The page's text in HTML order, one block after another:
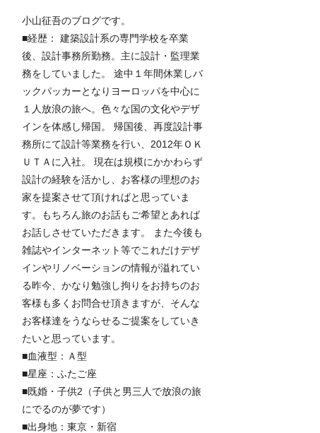
小山征吾のブログです。
■経歴： 建築設計系の専門学校を卒業
後、設計事務所勤務。主に設計・監理業
務をしていました。 途中１年間休業しバ
ックパッカーとなりヨーロッパを中心に
１人放浪の旅へ。色々な国の文化やデザ
インを体感し帰国。 帰国後、再度設計事
務所にて設計等業務を行い、2012年ＯＫ
ＵＴＡに入社。 現在は規模にかかわらず
設計の経験を活かし、お客様の理想のお
家を提案させて頂ければと思っていま
す。もちろん旅のお話もご希望とあれば
お話しさせていただきます。 また今後も
雑誌やインターネット等でこれだけデザ
インやリノベーションの情報が溢れてい
る昨今、かなり勉強し拘りをお持ちのお
客様も多くお問合せ頂きますが、そんな
お客様達をうならせるご提案をしていき
たいと思っています。
■血液型：Ａ型
■星座：ふたご座
■既婚・子供2（子供と男三人で放浪の旅
にでるのが夢です）
■出身地：東京・新宿